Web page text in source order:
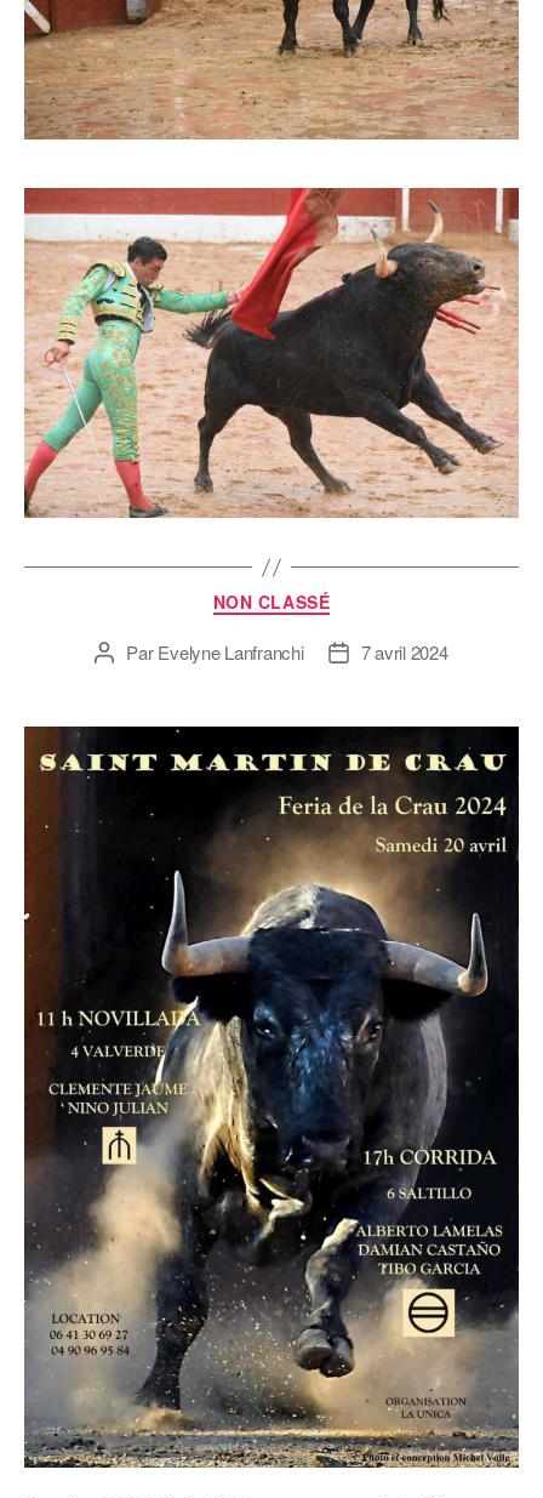
NON CLASSÉ
ParEvelyne Lanfranchi 7 avril 2024